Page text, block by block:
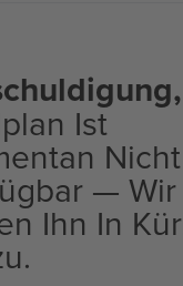
Ist
Nicht
— Wir
Ihn In